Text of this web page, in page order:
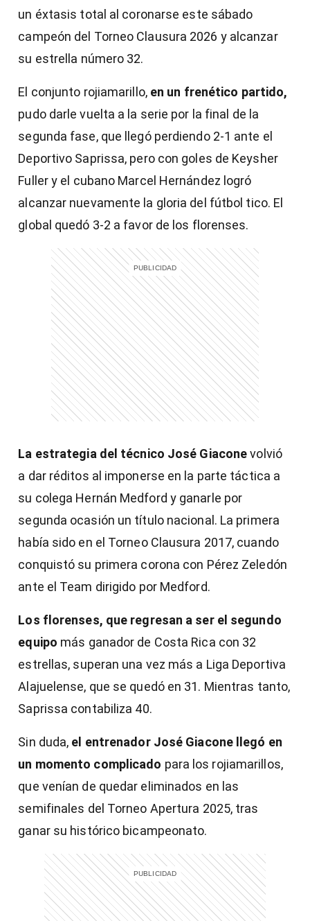
un éxtasis total al coronarse este sábado
campeón del Torneo Clausura 2026 y alcanzar
su estrella número 32.
El conjunto rojiamarillo, en un frenético partido,
pudo darle vuelta a la serie por la final de la
segunda fase, que llegó perdiendo 2-1 ante el
Deportivo Saprissa, pero con goles de Keysher
Fuller y el cubano Marcel Hernández logró
alcanzar nuevamente la gloria del fútbol tico. El
global quedó 3-2 a favor de los florenses.
La estrategia del técnico José Giaconevolvió
a dar réditos al imponerse en la parte táctica a
su colega Hernán Medford y ganarle por
segunda ocasión un título nacional. La primera
había sido en el Torneo Clausura 2017, cuando
conquistó su primera corona con Pérez Zeledón
ante el Team dirigido por Medford.
Los florenses, que regresan a ser el segundo
equipo más ganador de Costa Rica con 32
estrellas, superan una vez más a Liga Deportiva
Alajuelense, que se quedó en 31. Mientras tanto,
Saprissa contabiliza 40.
Sin duda, el entrenador José Giacone llegó en
un momento complicado para los rojiamarillos,
que venían de quedar eliminados en las
semifinales del Torneo Apertura 2025, tras
ganar su histórico bicampeonato.